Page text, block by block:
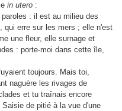
in utero :
: il est au milieu des
qui erre sur les mers ; elle n'est
une fleur, elle surnage et
: porte-moi dans cette île,
toujours. Mais toi,
naguère les rivages de
et tu traînais encore
de pitié à la vue d'une